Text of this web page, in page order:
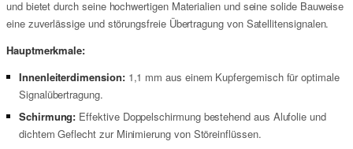
und bietet durch seine hochwertigen Materialien und seine solide Bauweise
eine zuverlässige und störungsfreie Übertragung von Satellitensignalen.
Hauptmerkmale:
Innenleiterdimension:1,1 mm aus einem Kupfergemisch für optimale
Signalübertragung.
Schirmung: Effektive Doppelschirmung bestehend aus Alufolie und
dichtem Geflecht zur Minimierung von Störeinflüssen.